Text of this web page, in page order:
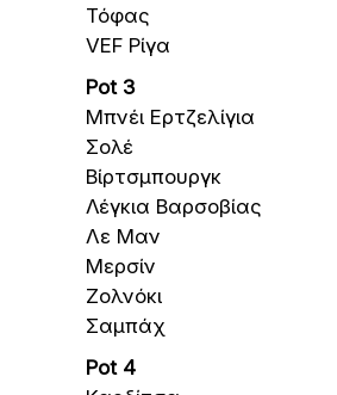
Τόφας
VEF Ρίγα
Pot 3
Μπνέι Ερτζελίγια
Σολέ
Βίρτσμπουργκ
Λέγκια Βαρσοβίας
Λε Μαν
Μερσίν
Ζολνόκι
Σαμπάχ
Pot 4